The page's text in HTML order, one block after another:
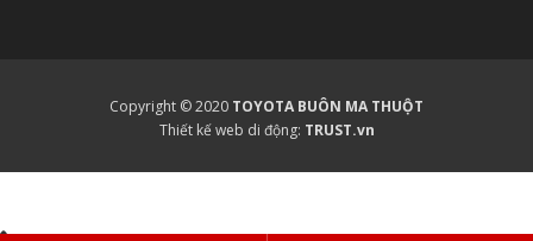
Copyright © 2020 TOYOTA BUÔN MA THUỘT
Thiết kế web di động: TRUST.vn